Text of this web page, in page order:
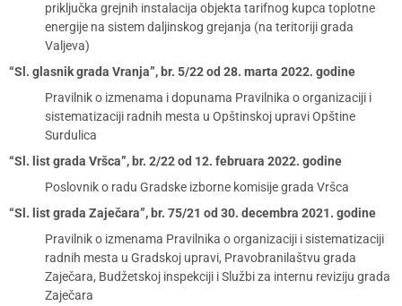
priključka grejnih instalacija objekta tarifnog kupca toplotne
energije na sistem daljinskog grejanja (na teritoriji grada
Valjeva)
“Sl. glasnik grada Vranja”, br. 5/22 od 28. marta 2022. godine
Pravilnik o izmenama i dopunama Pravilnika o organizaciji i
sistematizaciji radnih mesta u Opštinskoj upravi Opštine
Surdulica
“Sl. list grada Vršca”, br. 2/22 od 12. februara 2022. godine
Poslovnik o radu Gradske izborne komisije grada Vršca
“Sl. list grada Zaječara”, br. 75/21 od 30. decembra 2021. godine
Pravilnik o izmenama Pravilnika o organizaciji i sistematizaciji
radnih mesta u Gradskoj upravi, Pravobranilaštvu grada
Zaječara, Budžetskoj inspekciji i Službi za internu reviziju grada
Zaječara